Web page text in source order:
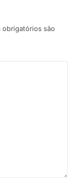
obrigatórios são